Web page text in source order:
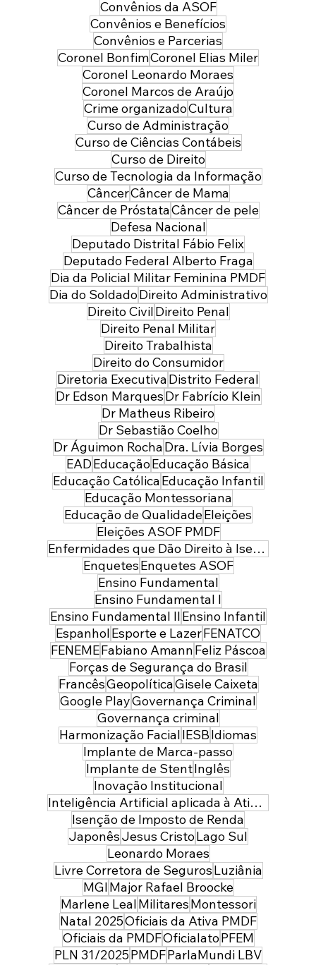
Convênios da ASOF
Convênios e Benefícios
Convênios e Parcerias
Coronel BonfimCoronel Elias Miler
Coronel Leonardo Moraes
Coronel Marcos de Araújo
Crime organizadoCultura
Curso de Administração
Curso de Ciências Contábeis
Curso de Direito
Curso de Tecnologia da Informação
CâncerCâncer de Mama
Câncer de PróstataCâncer de pele
Defesa Nacional
Deputado Distrital Fábio Felix
Deputado Federal Alberto Fraga
Dia da Policial Militar Feminina PMDF
Dia do SoldadoDireito Administrativo
Direito CivilDireito Penal
Direito Penal Militar
Direito Trabalhista
Direito do Consumidor
Diretoria ExecutivaDistrito Federal
Dr Edson MarquesDr Fabrício Klein
Dr Matheus Ribeiro
Dr Sebastião Coelho
Dr Águimon RochaDra. Lívia Borges
EADEducaçãoEducação Básica
Educação CatólicaEducação Infantil
Educação Montessoriana
Educação de QualidadeEleições
Eleições ASOF PMDF
Enfermidades que Dão Direito à Isenção de Imposto de Renda
EnquetesEnquetes ASOF
Ensino Fundamental
Ensino Fundamental I
Ensino Fundamental IIEnsino Infantil
EspanholEsporte e LazerFENATCO
FENEMEFabiano AmannFeliz Páscoa
Forças de Segurança do Brasil
FrancêsGeopolíticaGisele Caixeta
Google PlayGovernança Criminal
Governança criminal
Harmonização FacialIESBIdiomas
Implante de Marca-passo
Implante de StentInglês
Inovação Institucional
Inteligência Artificial aplicada à Atividade Policial
Isenção de Imposto de Renda
JaponêsJesus CristoLago Sul
Leonardo Moraes
Livre Corretora de SegurosLuziânia
MGIMajor Rafael Broocke
Marlene LealMilitaresMontessori
Natal 2025Oficiais da Ativa PMDF
Oficiais da PMDFOficialatoPFEM
PLN 31/2025PMDFParlaMundi LBV